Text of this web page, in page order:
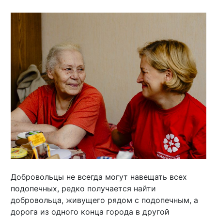
Добровольцы не всегда могут навещать всех
подопечных, редко получается найти
добровольца, живущего рядом с подопечным, а
дорога из одного конца города в другой